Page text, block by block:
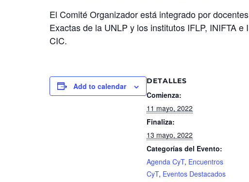
El Comité Organizador está integrado por
Exactas de la UNLP y los institutos IFLP, INIFTA
CIC.
Add to calendar
DETALLES
Comienza:
11 mayo, 2022
Finaliza:
13 mayo, 2022
Categorías del Evento:
Agenda CyT, Encuentros
CyT, Eventos Destacados